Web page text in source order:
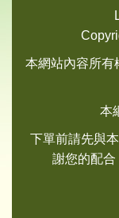
本網站內容所有
本
下單前請先與
謝您的配